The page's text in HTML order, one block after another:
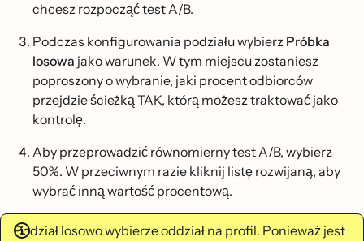
chcesz rozpocząć test A/B.
Podczas konfigurowania podziału wybierz Próbka
losowa jako warunek. W tym miejscu zostaniesz
poproszony o wybranie, jaki procent odbiorców
przejdzie ścieżką TAK, którą możesz traktować jako
kontrolę.
Aby przeprowadzić równomierny test A/B, wybierz
50%. W przeciwnym razie kliknij listę rozwijaną, aby
wybrać inną wartość procentową.
Podział losowo wybierze oddział na profil. Ponieważ jest